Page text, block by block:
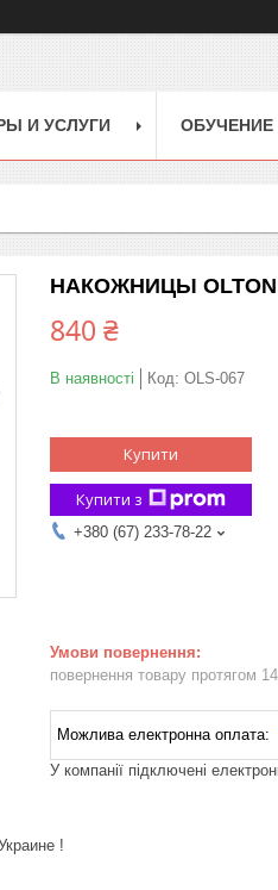
И УСЛУГИ ОБУЧЕНИЕ
НАКОЖНИЦЫ OLTON
840 ₴
В наявності Код: OLS-067
Купити
Купити з
+380 (67) 233-78-22
повернення товару протягом 14
У компанії підключені
!